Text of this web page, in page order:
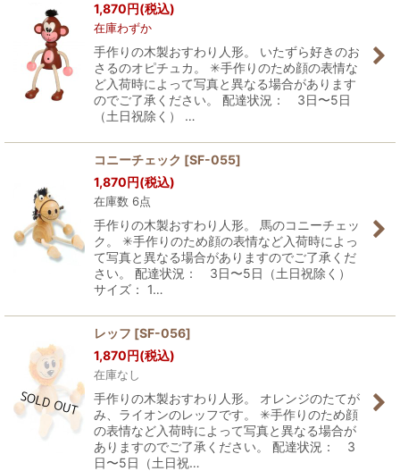
1,870円(税込)
在庫わずか
手作りの木製おすわり人形。 いたずら好きのお
さるのオピチュカ。 ✳︎手作りのため顔の表情な
ど入荷時によって写真と異なる場合があります
のでご了承ください。 配達状況： 3日〜5日
（土日祝除く） …
コニーチェック [SF-055]
1,870円(税込)
在庫数 6点
手作りの木製おすわり人形。 馬のコニーチェッ
ク。 ✳︎手作りのため顔の表情など入荷時によっ
て写真と異なる場合がありますのでご了承くだ
さい。 配達状況： 3日〜5日（土日祝除く）
サイズ： 1…
レッフ [SF-056]
1,870円(税込)
在庫なし
手作りの木製おすわり人形。 オレンジのたてが
み、ライオンのレッフです。 ✳︎手作りのため顔
の表情など入荷時によって写真と異なる場合が
ありますのでご了承ください。 配達状況： 3
日〜5日（土日祝…